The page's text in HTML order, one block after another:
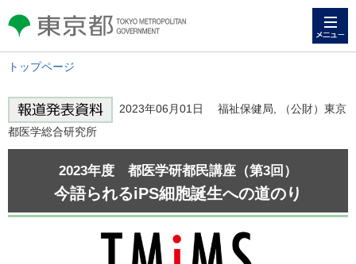
東京都 TOKYO METROPOLITAN
GOVERNMENT
トップページ
2023年06月01日 福祉保健局, （公財）東京
都医学総合研究所
2023年度 都医学研都民講座（第3回）
今語られるiPS細胞誕生への道のり